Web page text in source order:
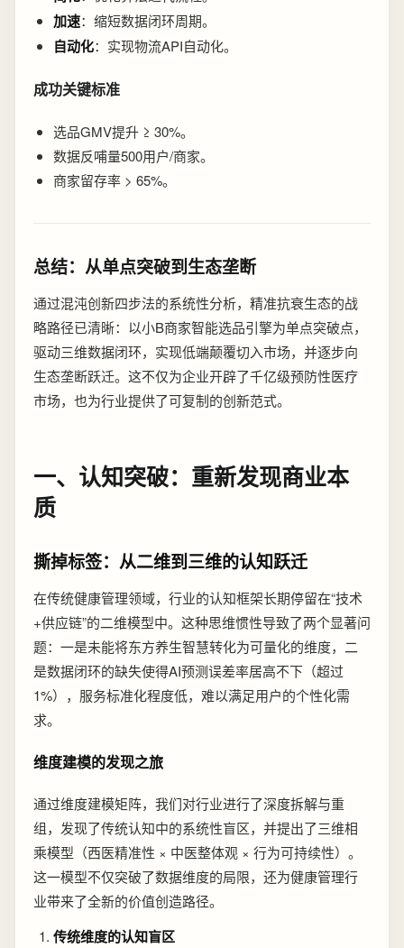
加速：缩短数据闭环周期。
自动化：实现物流API自动化。
成功关键标准
选品GMV提升 ≥ 30%。
数据反哺量500用户/商家。
商家留存率 > 65%。
总结：从单点突破到生态垄断
通过混沌创新四步法的系统性分析，精准抗衰生态的战
略路径已清晰：以小B商家智能选品引擎为单点突破点，
驱动三维数据闭环，实现低端颠覆切入市场，并逐步向
生态垄断跃迁。这不仅为企业开辟了千亿级预防性医疗
市场，也为行业提供了可复制的创新范式。
一、认知突破：重新发现商业本
质
撕掉标签：从二维到三维的认知跃迁
在传统健康管理领域，行业的认知框架长期停留在“技术
+供应链”的二维模型中。这种思维惯性导致了两个显著问
题：一是未能将东方养生智慧转化为可量化的维度，二
是数据闭环的缺失使得AI预测误差率居高不下（超过
1%），服务标准化程度低，难以满足用户的个性化需
求。
维度建模的发现之旅
通过维度建模矩阵，我们对行业进行了深度拆解与重
组，发现了传统认知中的系统性盲区，并提出了三维相
乘模型（西医精准性 × 中医整体观 × 行为可持续性）。
这一模型不仅突破了数据维度的局限，还为健康管理行
业带来了全新的价值创造路径。
传统维度的认知盲区